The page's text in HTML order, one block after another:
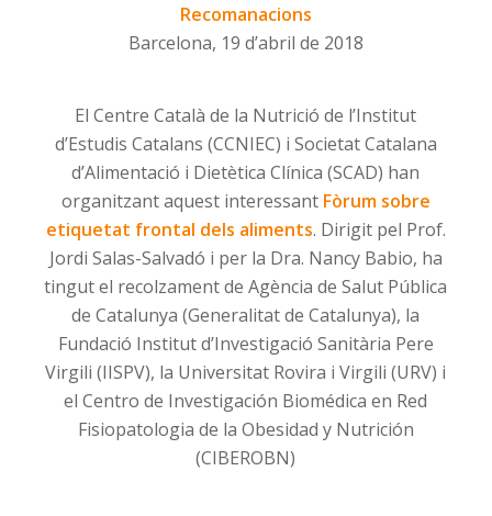
Recomanacions
Barcelona, 19 d’abril de 2018
El Centre Català de la Nutrició de l’Institut
d’Estudis Catalans (CCNIEC) i Societat Catalana
d’Alimentació i Dietètica Clínica (SCAD) han
organitzant aquest interessant Fòrum sobre
etiquetat frontal dels aliments. Dirigit pel Prof.
Jordi Salas-Salvadó i per la Dra. Nancy Babio, ha
tingut el recolzament de Agència de Salut Pública
de Catalunya (Generalitat de Catalunya), la
Fundació Institut d’Investigació Sanitària Pere
Virgili (IISPV), la Universitat Rovira i Virgili (URV) i
el Centro de Investigación Biomédica en Red
Fisiopatologia de la Obesidad y Nutrición
(CIBEROBN)